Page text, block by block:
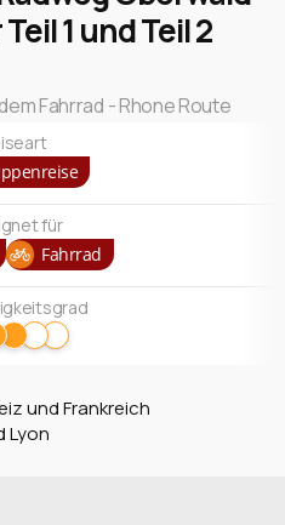
1 und Teil 2
Fahrrad - Rhone Route
für
Fahrrad
und Frankreich
Lyon